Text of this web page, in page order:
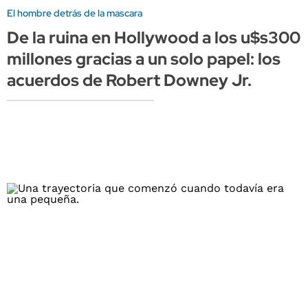
El hombre detrás de la mascara
De la ruina en Hollywood a los u$s300
millones gracias a un solo papel: los
acuerdos de Robert Downey Jr.